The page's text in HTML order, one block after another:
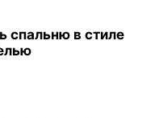
спальню в стиле